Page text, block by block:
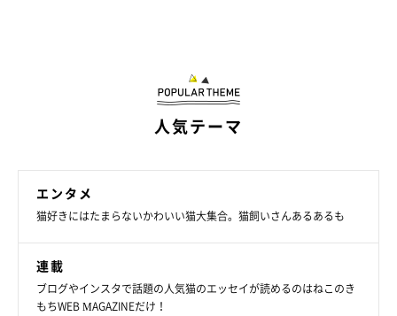
人気テーマ
エンタメ
猫好きにはたまらないかわいい猫大集合。猫飼いさんあるあるも
連載
ブログやインスタで話題の人気猫のエッセイが読めるのはねこのき
もちWEB MAGAZINEだけ！